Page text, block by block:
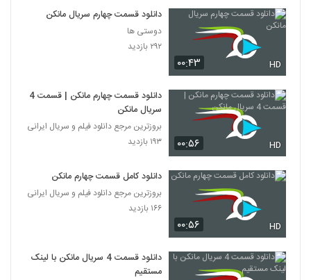
۰۰:۴۳ HD
دانلود قسمت چهارم سریال مانکن
دوستی ها
۲۹۲ بازدید
۰۰:۵۶ HD
دانلود قسمت چهارم مانکن | قسمت 4
سریال مانکن
بروزترین مرجع دانلود فیلم و سریال ایرانی
۱۹۳ بازدید
۰۰:۵۶ HD
دانلود کامل قسمت چهارم مانکن
بروزترین مرجع دانلود فیلم و سریال ایرانی
۱۶۶ بازدید
دانلود قسمت 4 سریال مانکن با لینک
مستقیم